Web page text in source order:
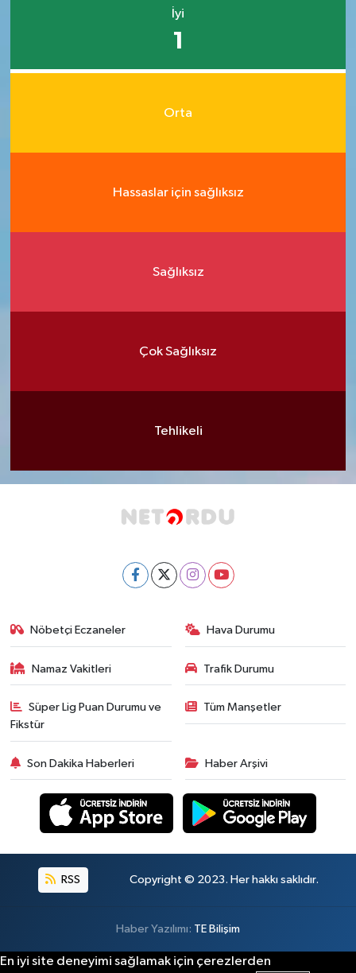
İyi
1
Orta
Hassaslar için sağlıksız
Sağlıksız
Çok Sağlıksız
Tehlikeli
Nöbetçi Eczaneler Hava Durumu
Namaz Vakitleri Trafik Durumu
Süper Lig Puan Durumu ve
Fikstür
Tüm Manşetler
Son Dakika Haberleri Haber Arşivi
RSS Copyright © 2023. Her hakkı saklıdır.
Haber Yazılımı: TE Bilişim
En iyi site deneyimi sağlamak için çerezlerden